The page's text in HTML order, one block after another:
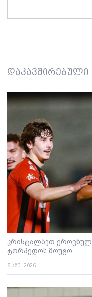
დაკავშირებული
კრისტალბეთ
ტორპედოს მოუგო
8 აგვ. 2026